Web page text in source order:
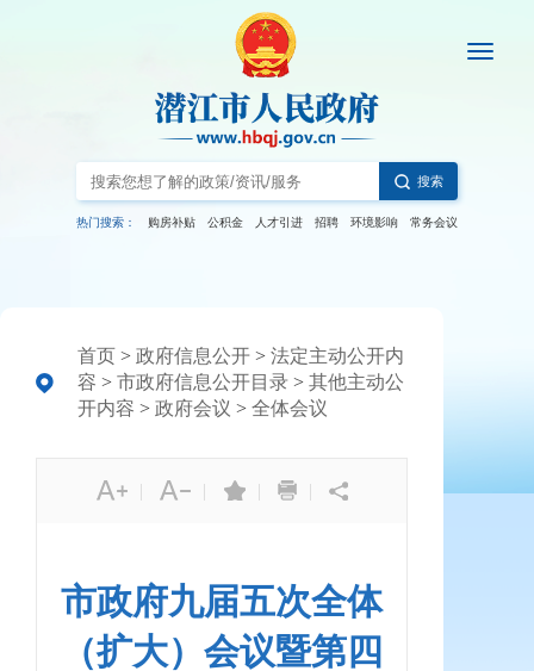
搜索
热门搜索： 购房补贴 公积金 人才引进 招聘 环境影响 常务会议
首页 > 政府信息公开 > 法定主动公开内
容 > 市政府信息公开目录 > 其他主动公
开内容 > 政府会议 > 全体会议
| | | |
市政府九届五次全体
（扩大）会议暨第四